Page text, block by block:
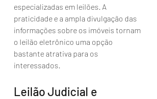
especializadas em leilões. A
praticidade e a ampla divulgação das
informações sobre os imóveis tornam
o leilão eletrônico uma opção
bastante atrativa para os
interessados.
Leilão Judicial e